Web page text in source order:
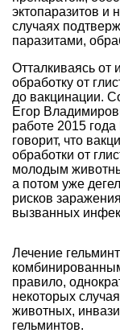
эктопаразитов и
случаях
паразитами,
Отталкиваясь от
обработку от
до вакцинации.
Егор
работе 2015
говорит, что
обработки от
молодым
а потом уже
рисков
вызванных
Лечение
правило,
некоторых
животных,
гельминтов.